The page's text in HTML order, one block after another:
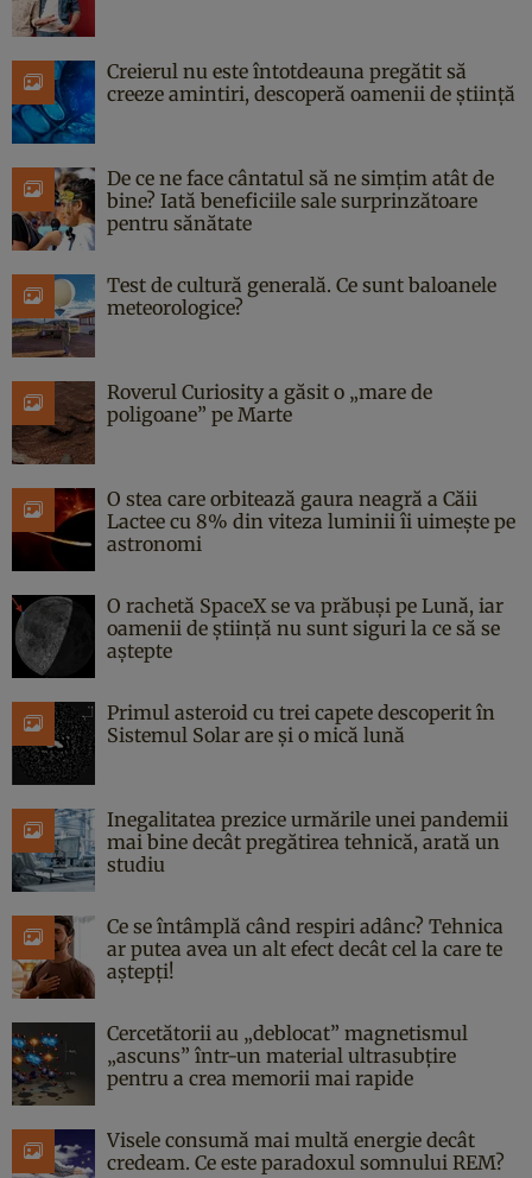
Creierul nu este întotdeauna pregătit să
creeze amintiri, descoperă oamenii de știință
De ce ne face cântatul să ne simțim atât de
bine? Iată beneficiile sale surprinzătoare
pentru sănătate
Test de cultură generală. Ce sunt baloanele
meteorologice?
Roverul Curiosity a găsit o „mare de
poligoane” pe Marte
O stea care orbitează gaura neagră a Căii
Lactee cu 8% din viteza luminii îi uimește pe
astronomi
O rachetă SpaceX se va prăbuși pe Lună, iar
oamenii de știință nu sunt siguri la ce să se
aștepte
Primul asteroid cu trei capete descoperit în
Sistemul Solar are și o mică lună
Inegalitatea prezice urmările unei pandemii
mai bine decât pregătirea tehnică, arată un
studiu
Ce se întâmplă când respiri adânc? Tehnica
ar putea avea un alt efect decât cel la care te
aștepți!
Cercetătorii au „deblocat” magnetismul
„ascuns” într-un material ultrasubțire
pentru a crea memorii mai rapide
Visele consumă mai multă energie decât
credeam. Ce este paradoxul somnului REM?